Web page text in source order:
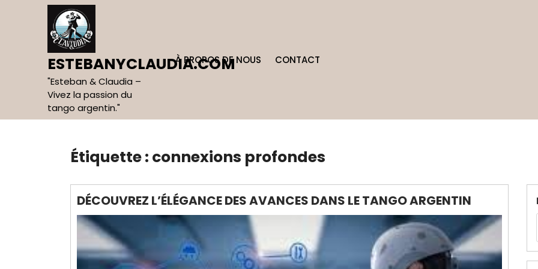
ESTEBANYCLAUDIA.COM
"Esteban & Claudia –
Vivez la passion du
tango argentin."
À PROPOS DE NOUS CONTACT
Étiquette : connexions profondes
DÉCOUVREZ L’ÉLÉGANCE DES AVANCES DANS LE TANGO ARGENTIN